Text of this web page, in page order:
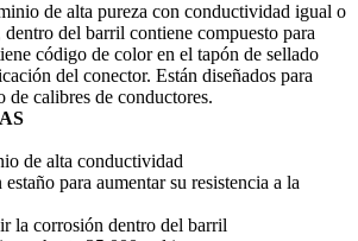
de alta pureza con conductividad igual o
del barril contiene compuesto para
código de color en el tapón de sellado
del conector. Están diseñados para
calibres de conductores.
de alta conductividad
para aumentar su resistencia a la
la corrosión dentro del barril